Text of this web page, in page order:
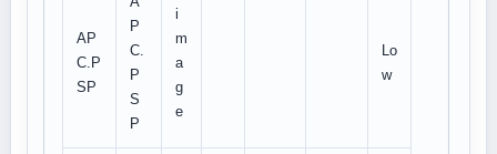
AP
C.P
SP
P
C.
P
S
P
i
m
a
g
e
Lo
w